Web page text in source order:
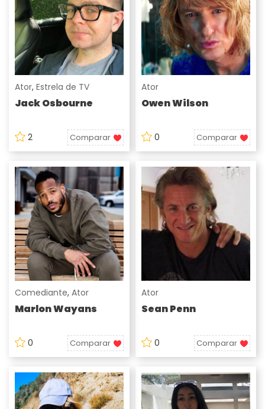
Ator, Estrela de TV
Jack Osbourne
2 Comparar
Ator
Owen Wilson
0 Comparar
Comediante, Ator
Marlon Wayans
0 Comparar
Ator
Sean Penn
0 Comparar